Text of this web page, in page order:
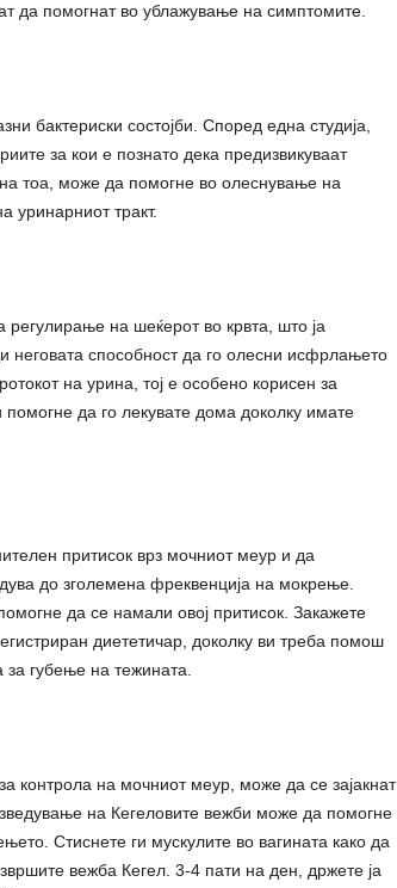
да помогнат во ублажување на симптомите.
бактериски состојби. Според една студија,
за кои е познато дека предизвикуваат
тоа, може да помогне во олеснување на
уринарниот тракт.
на шеќерот во крвта, што ја
способност да го олесни исфрлањето
на урина, тој е особено корисен за
да го лекувате дома доколку имате
притисок врз мочниот меур и да
до зголемена фреквенција на мокрење.
да се намали овој притисок. Закажете
диететичар, доколку ви треба помош
за губење на тежината.
контрола на мочниот меур, може да се зајакнат
на Кегеловите вежби може да помогне
Стиснете ги мускулите во вагината како да
вежба Кегел. 3-4 пати на ден, држете ја